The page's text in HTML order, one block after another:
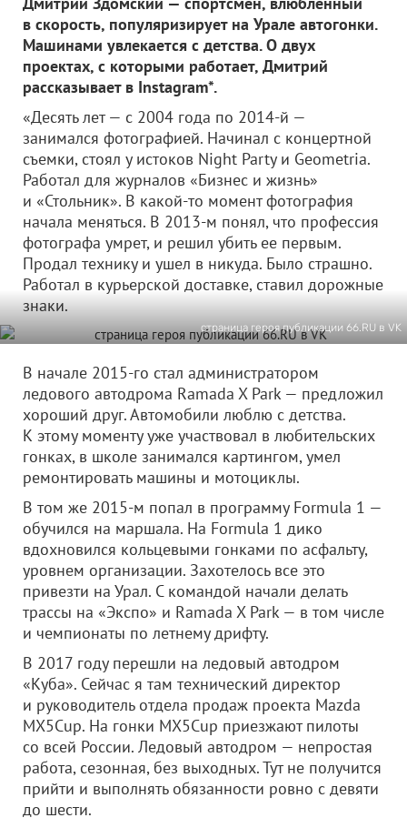
в скорость, популяризирует на Урале автогонки.
Машинами увлекается с детства. О двух
проектах, с которыми работает, Дмитрий
рассказывает в Instagram*.
«Десять лет — с 2004 года по 2014-й —
занимался фотографией. Начинал с концертной
съемки, стоял у истоков Night Party и Geometria.
Работал для журналов «Бизнес и жизнь»
и «Стольник». В какой-то момент фотография
начала меняться. В 2013-м понял, что профессия
фотографа умрет, и решил убить ее первым.
Продал технику и ушел в никуда. Было страшно.
Работал в курьерской доставке, ставил дорожные
знаки.
страница героя публикации 66.RU в VK
В начале 2015-го стал администратором
ледового автодрома Ramada X Park — предложил
хороший друг. Автомобили люблю с детства.
К этому моменту уже участвовал в любительских
гонках, в школе занимался картингом, умел
ремонтировать машины и мотоциклы.
В том же 2015-м попал в программу Formula 1 —
обучился на маршала. На Formula 1 дико
вдохновился кольцевыми гонками по асфальту,
уровнем организации. Захотелось все это
привезти на Урал. С командой начали делать
трассы на «Экспо» и Ramada X Park — в том числе
и чемпионаты по летнему дрифту.
В 2017 году перешли на ледовый автодром
«Куба». Сейчас я там технический директор
и руководитель отдела продаж проекта Mazda
MX5Cup. На гонки MX5Cup приезжают пилоты
со всей России. Ледовый автодром — непростая
работа, сезонная, без выходных. Тут не получится
прийти и выполнять обязанности ровно с девяти
до шести.